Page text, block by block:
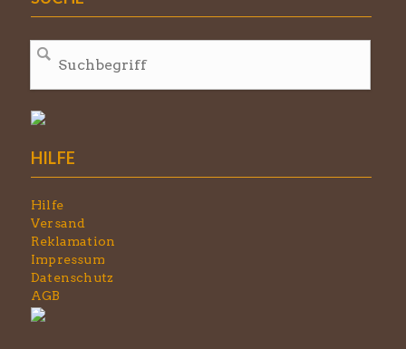
HILFE
Hilfe
Versand
Reklamation
Impressum
Datenschutz
AGB